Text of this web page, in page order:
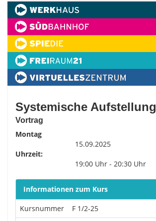
Systemische Aufstellung
Vortrag
Montag
15.09.2025
Uhrzeit:
19:00 Uhr - 20:30 Uhr
Informationen zum Kurs
Kursnummer
F 1/2-25